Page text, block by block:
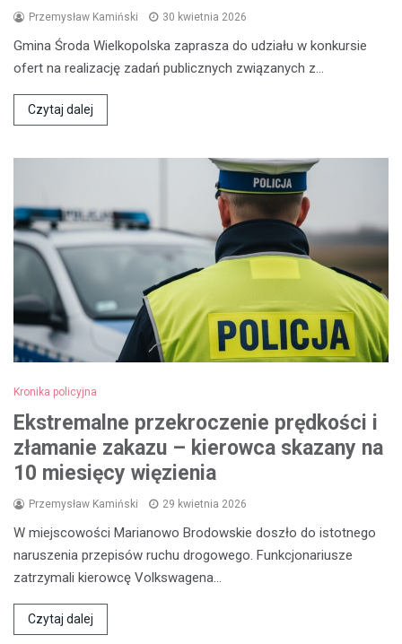
Przemysław Kamiński 30 kwietnia 2026
Gmina Środa Wielkopolska zaprasza do udziału w konkursie
ofert na realizację zadań publicznych związanych z…
Czytaj dalej
Kronika policyjna
Ekstremalne przekroczenie prędkości i
złamanie zakazu – kierowca skazany na
10 miesięcy więzienia
Przemysław Kamiński 29 kwietnia 2026
W miejscowości Marianowo Brodowskie doszło do istotnego
naruszenia przepisów ruchu drogowego. Funkcjonariusze
zatrzymali kierowcę Volkswagena…
Czytaj dalej